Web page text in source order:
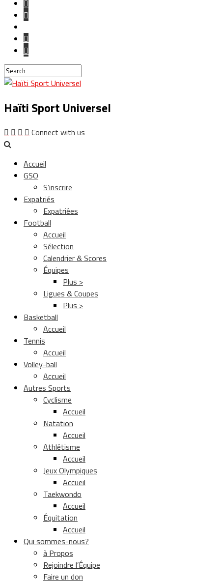
Haïti Sport Universel
Connect with us
Accueil
GSO
S’inscrire
Expatriés
Expatriées
Football
Accueil
Sélection
Calendrier & Scores
Équipes
Plus >
Ligues & Coupes
Plus >
Basketball
Accueil
Tennis
Accueil
Volley-ball
Accueil
Autres Sports
Cyclisme
Accueil
Natation
Accueil
Athlétisme
Accueil
Jeux Olympiques
Accueil
Taekwondo
Accueil
Équitation
Accueil
Qui sommes-nous?
à Propos
Rejoindre l’Équipe
Faire un don